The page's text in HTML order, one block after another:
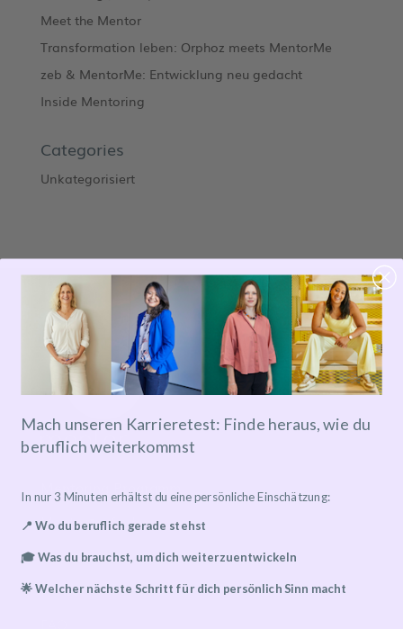
Meet the Mentor
Transformation leben: Orphoz meets MentorMe
zeb & MentorMe: Entwicklung neu gedacht
Inside Mentoring
Categories
Unkategorisiert
Mentor*in finden
Ablauf
Preise
Mach unseren Karrieretest: Finde heraus, wie du
beruflich weiterkommst
In nur 3 Minuten erhältst du eine persönliche Einschätzung:
📍 Wo du beruflich gerade stehst
🎓 Was du brauchst, um dich weiterzuentwickeln
🌟 Welcher nächste Schritt für dich persönlich Sinn macht